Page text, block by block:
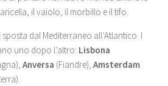
il vaiolo, il morbillo e il tifo.
sposta dal Mediterraneo all’Atlantico. I
uno dopo l’altro: Lisbona
Anversa (Fiandre), Amsterdam